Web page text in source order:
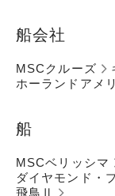
船会社
MSCクルーズ
ホーランドアメ
船
MSCベリッシマ
ダイヤモンド・
飛鳥Ⅱ